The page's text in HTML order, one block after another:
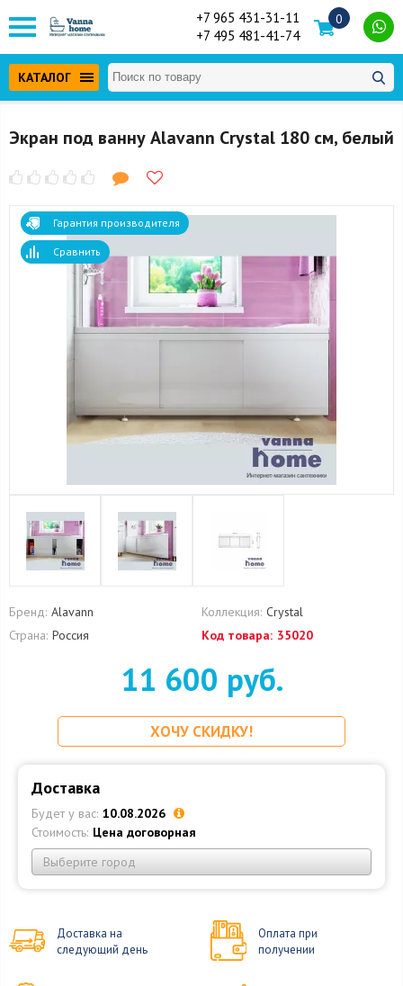
+7 965 431-31-11
+7 495 481-41-74
0
КАТАЛОГ
Экран под ванну Alavann Crystal 180 см, белый
Гарантия производителя
Сравнить
Бренд: Alavann Коллекция: Crystal
Страна: Россия Код товара: 35020
11 600 руб.
ХОЧУ СКИДКУ!
Доставка
Будет у вас: 10.08.2026
Стоимость: Цена договорная
Выберите город
Доставка на
следующий день
Оплата при
получении